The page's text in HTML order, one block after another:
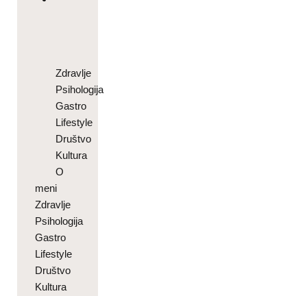
Zdravlje
Psihologija
Gastro
Lifestyle
Društvo
Kultura
O
meni
Zdravlje
Psihologija
Gastro
Lifestyle
Društvo
Kultura